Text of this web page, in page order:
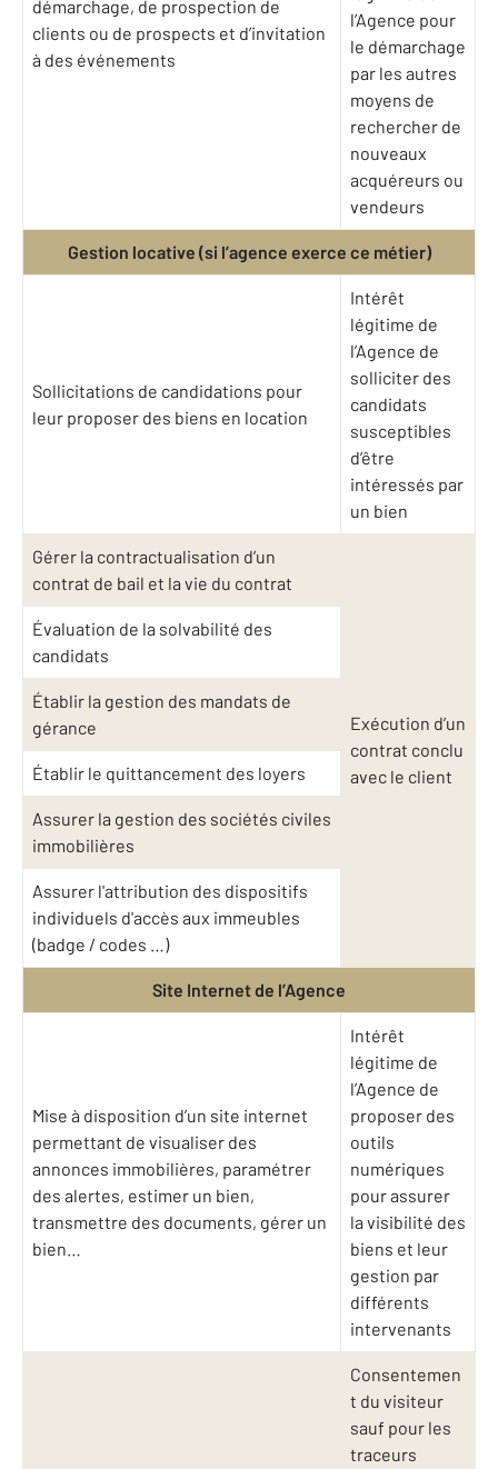
démarchage, de prospection de
clients ou de prospects et d’invitation
à des événements
l’Agence pour
le démarchage
par les autres
moyens de
rechercher de
nouveaux
acquéreurs ou
vendeurs
Gestion locative (si l’agence exerce ce métier)
Sollicitations de candidations pour
leur proposer des biens en location
Intérêt
légitime de
l’Agence de
solliciter des
candidats
susceptibles
d’être
intéressés par
un bien
Gérer la contractualisation d’un
contrat de bail et la vie du contrat
Exécution d’un
contrat conclu
avec le client
Évaluation de la solvabilité des
candidats
Établir la gestion des mandats de
gérance
Établir le quittancement des loyers
Assurer la gestion des sociétés civiles
immobilières
Assurer l'attribution des dispositifs
individuels d'accès aux immeubles
(badge / codes …)
Site Internet de l’Agence
Mise à disposition d’un site internet
permettant de visualiser des
annonces immobilières, paramétrer
des alertes, estimer un bien,
transmettre des documents, gérer un
bien…
Intérêt
légitime de
l’Agence de
proposer des
outils
numériques
pour assurer
la visibilité des
biens et leur
gestion par
différents
intervenants
Consentemen
t du visiteur
sauf pour les
traceurs